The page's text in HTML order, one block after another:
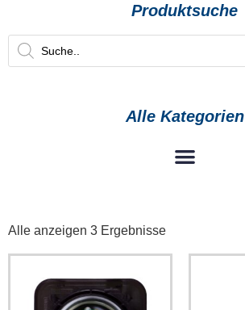
Produktsuche
Alle Kategorien
Alle anzeigen 3 Ergebnisse